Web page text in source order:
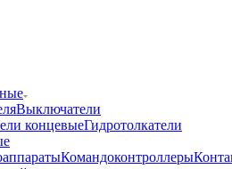
Выключатели
концевыеГидротолкатели
Командоконтроллеры